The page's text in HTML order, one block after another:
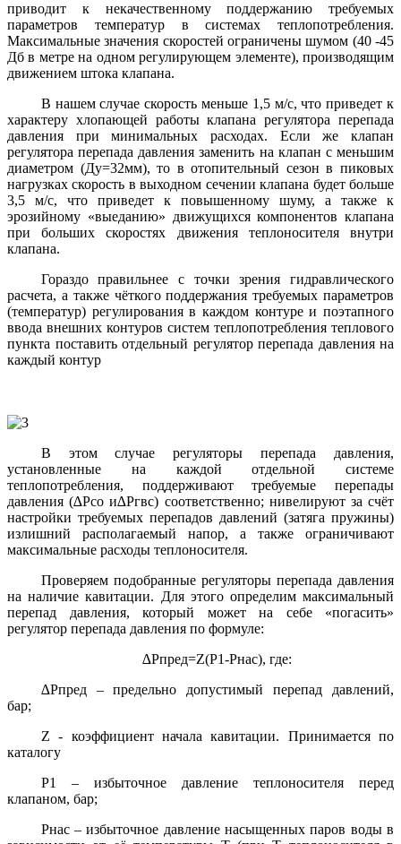
приводит к некачественному поддержанию требуемых
параметров температур в системах теплопотребления.
Максимальные значения скоростей ограничены шумом (40 -45
Дб в метре на одном регулирующем элементе), производящим
движением штока клапана.
В нашем случае скорость меньше 1,5 м/c, что приведет к
характеру хлопающей работы клапана регулятора перепада
давления при минимальных расходах. Если же клапан
регулятора перепада давления заменить на клапан с меньшим
диаметром (Ду=32мм), то в отопительный сезон в пиковых
нагрузках скорость в выходном сечении клапана будет больше
3,5 м/c, что приведет к повышенному шуму, а также к
эрозийному «выеданию» движущихся компонентов клапана
при больших скоростях движения теплоносителя внутри
клапана.
Гораздо правильнее с точки зрения гидравлического
расчета, а также чёткого поддержания требуемых параметров
(температур) регулирования в каждом контуре и поэтапного
ввода внешних контуров систем теплопотребления теплового
пункта поставить отдельный регулятор перепада давления на
каждый контур
В этом случае регуляторы перепада давления,
установленные на каждой отдельной системе
теплопотребления, поддерживают требуемые перепады
давления (∆Pсо и∆Pгвс) соответственно; нивелируют за счёт
настройки требуемых перепадов давлений (затяга пружины)
излишний располагаемый напор, а также ограничивают
максимальные расходы теплоносителя.
Проверяем подобранные регуляторы перепада давления
на наличие кавитации. Для этого определим максимальный
перепад давления, который может на себе «погасить»
регулятор перепада давления по формуле:
∆Pпред=Z(P1-Pнас), где:
∆Pпред – предельно допустимый перепад давлений,
бар;
Z - коэффициент начала кавитации. Принимается по
каталогу
P1 – избыточное давление теплоносителя перед
клапаном, бар;
Pнас – избыточное давление насыщенных паров воды в